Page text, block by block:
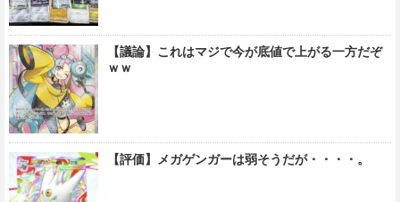
【議論】これはマジで今が底値で上がる一方だぞ
ｗｗ
【評価】メガゲンガーは弱そうだが・・・・。